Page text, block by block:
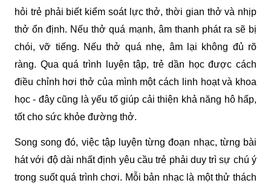
hỏi trẻ phải biết kiểm soát lực thở, thời gian thở và nhịp
thở ổn định. Nếu thở quá mạnh, âm thanh phát ra sẽ bị
chói, vỡ tiếng. Nếu thở quá nhẹ, âm lại không đủ rõ
ràng. Qua quá trình luyện tập, trẻ dần học được cách
điều chỉnh hơi thở của mình một cách linh hoạt và khoa
học - đây cũng là yếu tố giúp cải thiện khả năng hô hấp,
tốt cho sức khỏe đường thở.
Song song đó, việc tập luyện từng đoạn nhạc, từng bài
hát với độ dài nhất định yêu cầu trẻ phải duy trì sự chú ý
trong suốt quá trình chơi. Mỗi bản nhạc là một thử thách